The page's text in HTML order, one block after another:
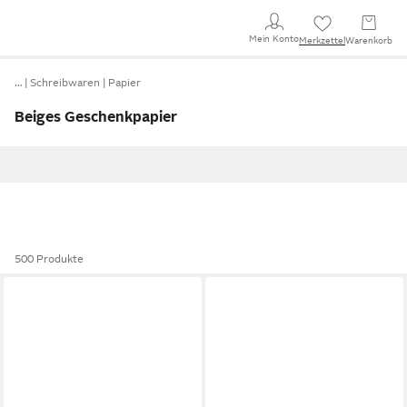
Mein KontoMerkzettel Warenkorb
… Schreibwaren Papier
Beiges Geschenkpapier
500 Produkte